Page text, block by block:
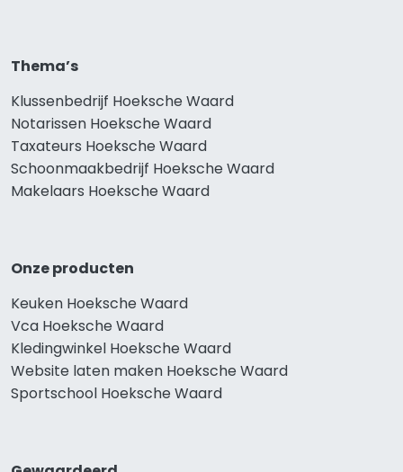
Thema’s
Klussenbedrijf Hoeksche Waard
Notarissen Hoeksche Waard
Taxateurs Hoeksche Waard
Schoonmaakbedrijf Hoeksche Waard
Makelaars Hoeksche Waard
Onze producten
Keuken Hoeksche Waard
Vca Hoeksche Waard
Kledingwinkel Hoeksche Waard
Website laten maken Hoeksche Waard
Sportschool Hoeksche Waard